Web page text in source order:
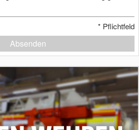
* Pflichtfeld
Absenden